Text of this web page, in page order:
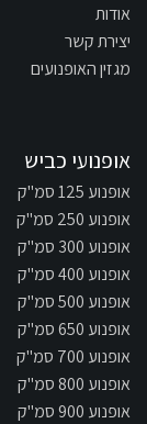
אודות
יצירת קשר
מגזין האופנועים
אופנועי כביש
אופנוע 125 סמ"ק
אופנוע 250 סמ"ק
אופנוע 300 סמ"ק
אופנוע 400 סמ"ק
אופנוע 500 סמ"ק
אופנוע 650 סמ"ק
אופנוע 700 סמ"ק
אופנוע 800 סמ"ק
אופנוע 900 סמ"ק